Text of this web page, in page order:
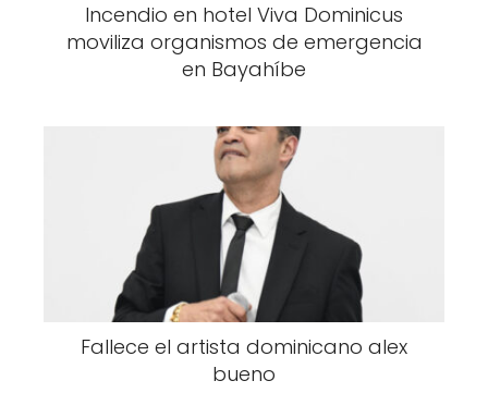
Incendio en hotel Viva Dominicus
moviliza organismos de emergencia
en Bayahíbe
Fallece el artista dominicano alex
bueno